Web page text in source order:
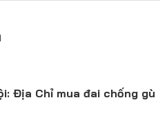
Địa Chỉ mua đai chống gù